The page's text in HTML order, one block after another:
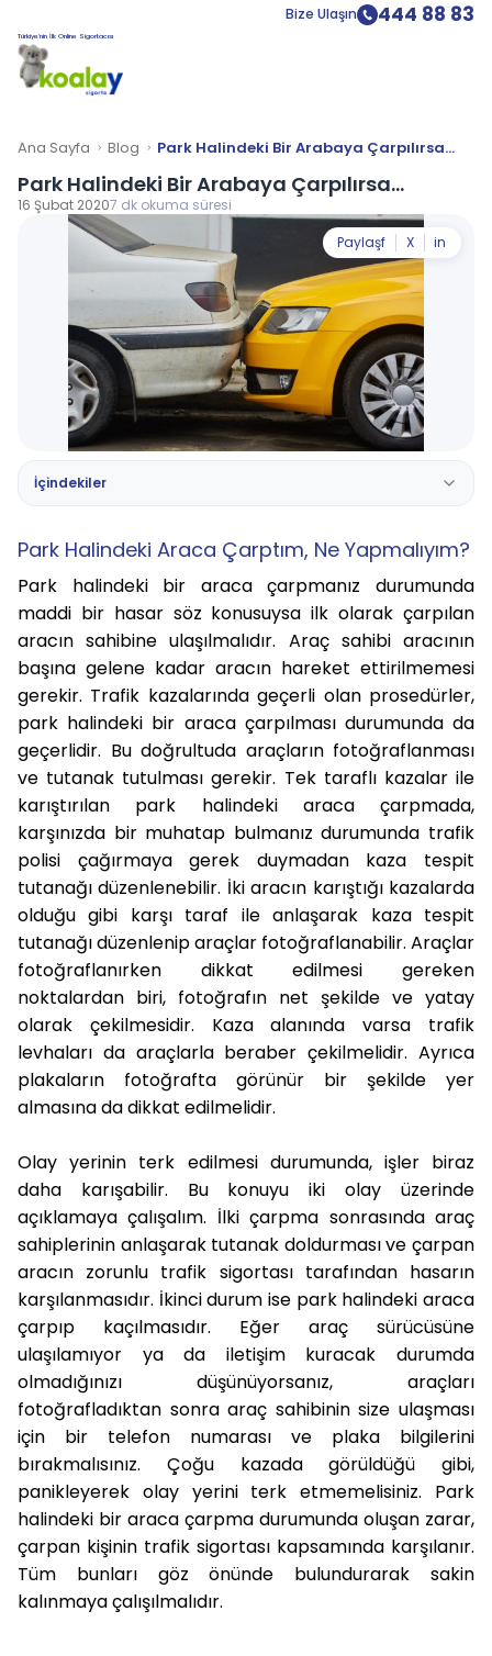
Bize Ulaşın 444 88 83
Türkiye’nin İlk Online Sigortacısı
Ana Sayfa Blog Park Halindeki Bir Arabaya Çarpılırsa...
Park Halindeki Bir Arabaya Çarpılırsa...
16 Şubat 20207 dk okuma süresi
Paylaşf X in
İçindekiler
Park Halindeki Araca Çarptım, Ne Yapmalıyım?
Park halindeki bir araca çarpmanız durumunda
maddi bir hasar söz konusuysa ilk olarak çarpılan
aracın sahibine ulaşılmalıdır. Araç sahibi aracının
başına gelene kadar aracın hareket ettirilmemesi
gerekir. Trafik kazalarında geçerli olan prosedürler,
park halindeki bir araca çarpılması durumunda da
geçerlidir. Bu doğrultuda araçların fotoğraflanması
ve tutanak tutulması gerekir. Tek taraflı kazalar ile
karıştırılan park halindeki araca çarpmada,
karşınızda bir muhatap bulmanız durumunda trafik
polisi çağırmaya gerek duymadan kaza tespit
tutanağıdüzenlenebilir. İki aracın karıştığı kazalarda
olduğu gibi karşı taraf ile anlaşarak kaza tespit
tutanağı düzenlenip araçlar fotoğraflanabilir. Araçlar
fotoğraflanırken dikkat edilmesi gereken
noktalardan biri, fotoğrafın net şekilde ve yatay
olarak çekilmesidir. Kaza alanında varsa trafik
levhaları da araçlarla beraber çekilmelidir. Ayrıca
plakaların fotoğrafta görünür bir şekilde yer
almasına da dikkat edilmelidir.
Olay yerinin terk edilmesi durumunda, işler biraz
daha karışabilir. Bu konuyu iki olay üzerinde
açıklamaya çalışalım. İlki çarpma sonrasında araç
sahiplerinin anlaşarak tutanak doldurması ve çarpan
aracın zorunlu trafik sigortası tarafından hasarın
karşılanmasıdır. İkinci durum ise park halindeki araca
çarpıp kaçılmasıdır. Eğer araç sürücüsüne
ulaşılamıyor ya da iletişim kuracak durumda
olmadığınızı düşünüyorsanız, araçları
fotoğrafladıktan sonra araç sahibinin size ulaşması
için bir telefon numarası ve plaka bilgilerini
bırakmalısınız. Çoğu kazada görüldüğü gibi,
panikleyerek olay yerini terk etmemelisiniz. Park
halindeki bir araca çarpma durumunda oluşan zarar,
çarpan kişinin trafik sigortası kapsamında karşılanır.
Tüm bunları göz önünde bulundurarak sakin
kalınmaya çalışılmalıdır.